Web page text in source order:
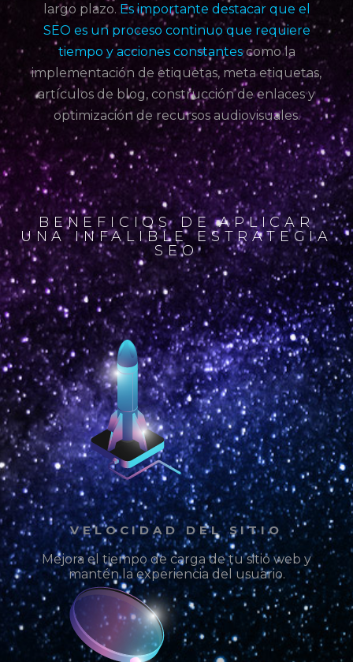
largo plazo. Es importante destacar que el
SEO es un proceso continuo que requiere
tiempo y acciones constantescomo la
implementación de etiquetas, meta etiquetas,
artículos de blog, construcción de enlaces y
optimización de recursos audiovisuales.
BENEFICIOS DE APLICAR
UNA INFALIBLE ESTRATEGIA
SEO
VELOCIDAD DEL SITIO
Mejora el tiempo de carga de tu sitio web y
mantén la experiencia del usuario.